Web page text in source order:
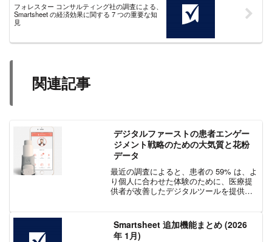
フォレスター コンサルティング社の調査による、
Smartsheet の経済効果に関する 7 つの重要な知
見
関連記事
デジタルファーストの患者エンゲー
ジメント戦略のための大気質と花粉
データ
最近の調査によると、患者の 59% は、よ
り個人に合わせた体験のために、医療提
供者が改善したデジタルツールを提供す
コストでより良い医療結果を得ることと
の間には関連性があ...
Smartsheet 追加機能まとめ (2026
年 1月)